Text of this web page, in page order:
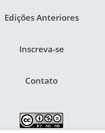
Edições Anteriores
Inscreva-se
Contato